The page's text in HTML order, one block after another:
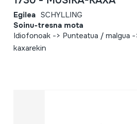
Egilea SCHYLLING
Soinu-tresna mota
Idiofonoak -> Punteatua / malgua
kaxarekin